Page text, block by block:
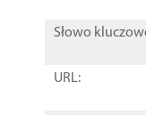
Słowo
URL: